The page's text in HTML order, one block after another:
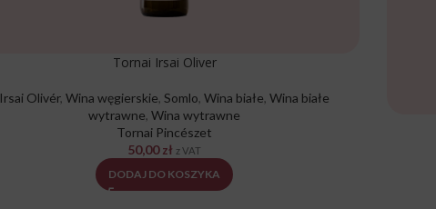
Tornai Irsai Oliver
Irsai Olivér,Wina węgierskie,Somlo,Wina białe,Wina białe
wytrawne,Wina wytrawne
Tornai Pincészet
50,00zł z VAT
DODAJ DO KOSZYKA